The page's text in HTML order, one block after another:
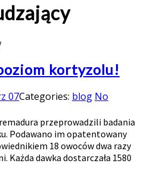
kortyzolu!
07Categories: blog No
przeprowadzili badania
Podawano im opatentowany
18 owoców dwa razy
Każda dawka dostarczała 1580